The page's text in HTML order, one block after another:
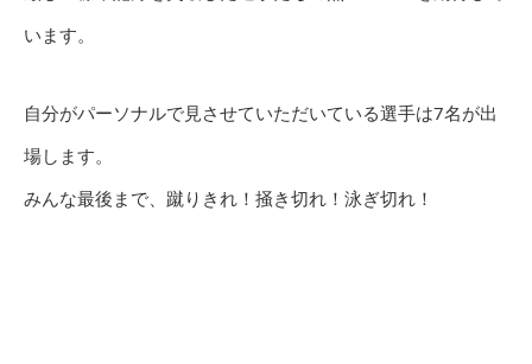
います。
自分がパーソナルで見させていただいている選手は7名が出
場します。
みんな最後まで、蹴りきれ！掻き切れ！泳ぎ切れ！